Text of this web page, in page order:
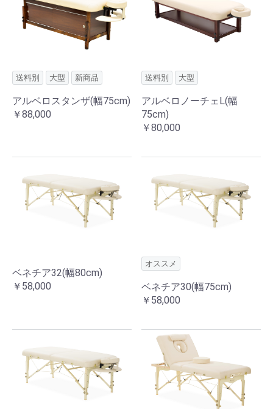
送料別 大型 新商品
アルベロスタンザ(幅75cm)
￥88,000
送料別 大型
アルベロノーチェL(幅
75cm)
￥80,000
ベネチア32(幅80cm)
￥58,000
オススメ
ベネチア30(幅75cm)
￥58,000